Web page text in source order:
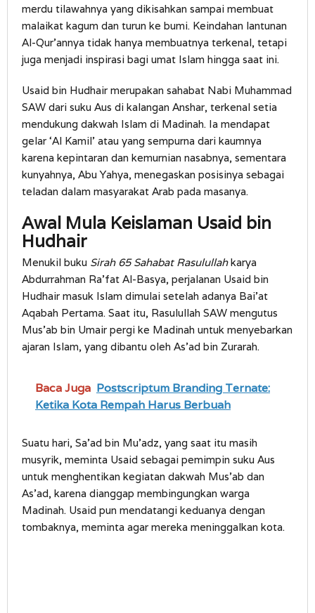
merdu tilawahnya yang dikisahkan sampai membuat
malaikat kagum dan turun ke bumi. Keindahan lantunan
Al-Qur’annya tidak hanya membuatnya terkenal, tetapi
juga menjadi inspirasi bagi umat Islam hingga saat ini.
Usaid bin Hudhair merupakan sahabat Nabi Muhammad
SAW dari suku Aus di kalangan Anshar, terkenal setia
mendukung dakwah Islam di Madinah. Ia mendapat
gelar ‘Al Kamil’ atau yang sempurna dari kaumnya
karena kepintaran dan kemurnian nasabnya, sementara
kunyahnya, Abu Yahya, menegaskan posisinya sebagai
teladan dalam masyarakat Arab pada masanya.
Awal Mula Keislaman Usaid bin
Hudhair
Menukil buku Sirah 65 Sahabat Rasulullahkarya
Abdurrahman Ra’fat Al-Basya, perjalanan Usaid bin
Hudhair masuk Islam dimulai setelah adanya Bai’at
Aqabah Pertama. Saat itu, Rasulullah SAW mengutus
Mus’ab bin Umair pergi ke Madinah untuk menyebarkan
ajaran Islam, yang dibantu oleh As’ad bin Zurarah.
Baca Juga Postscriptum Branding Ternate:
Ketika Kota Rempah Harus Berbuah
Suatu hari, Sa’ad bin Mu’adz, yang saat itu masih
musyrik, meminta Usaid sebagai pemimpin suku Aus
untuk menghentikan kegiatan dakwah Mus’ab dan
As’ad, karena dianggap membingungkan warga
Madinah. Usaid pun mendatangi keduanya dengan
tombaknya, meminta agar mereka meninggalkan kota.